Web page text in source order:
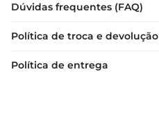
Dúvidas frequentes (FAQ)
Política de troca e devolução
Política de entrega